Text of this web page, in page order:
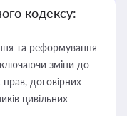
кодексу:
та реформування
зміни до
договірних
цивільних